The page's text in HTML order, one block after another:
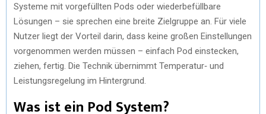
Systeme mit vorgefüllten Pods oder wiederbefüllbare
Lösungen – sie sprechen eine breite Zielgruppe an. Für viele
Nutzer liegt der Vorteil darin, dass keine großen Einstellungen
vorgenommen werden müssen – einfach Pod einstecken,
ziehen, fertig. Die Technik übernimmt Temperatur‑ und
Leistungsregelung im Hintergrund.
Was ist ein Pod System?